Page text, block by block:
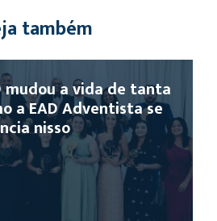
também
mudou a vida de tanta
a EAD Adventista se
nisso